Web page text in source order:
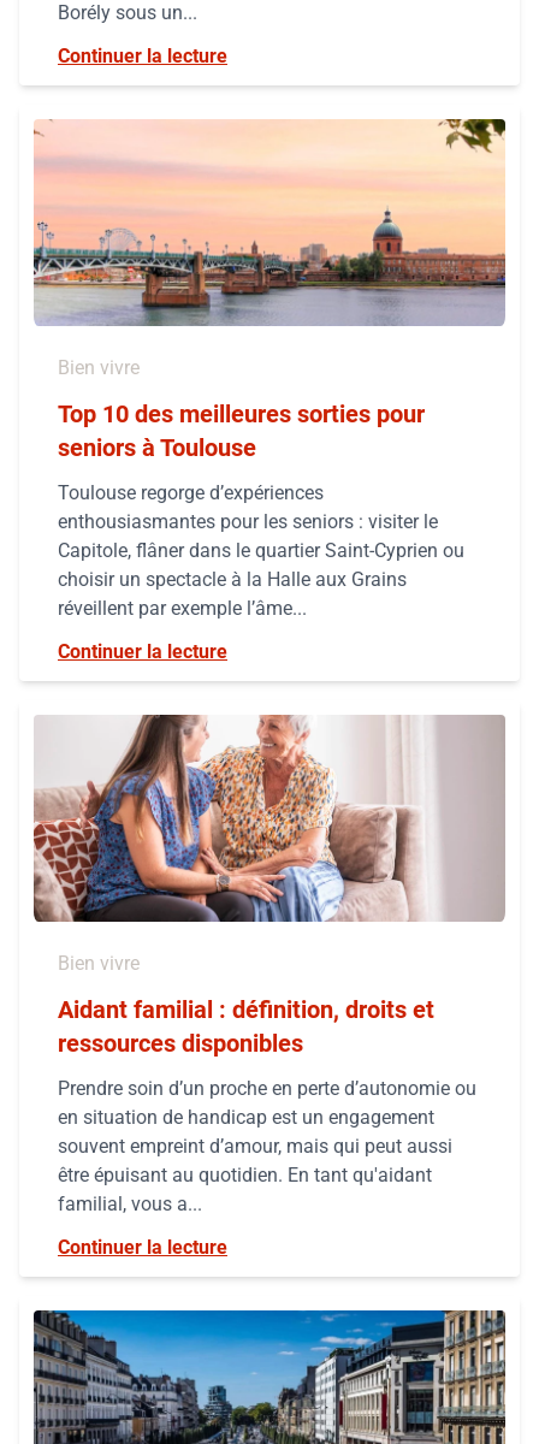
Borély sous un...
Continuer la lecture
Bien vivre
Top 10 des meilleures sorties pour
seniors à Toulouse
Toulouse regorge d’expériences
enthousiasmantes pour les seniors : visiter le
Capitole, flâner dans le quartier Saint-Cyprien ou
choisir un spectacle à la Halle aux Grains
réveillent par exemple l’âme...
Continuer la lecture
Bien vivre
Aidant familial : définition, droits et
ressources disponibles
Prendre soin d’un proche en perte d’autonomie ou
en situation de handicap est un engagement
souvent empreint d’amour, mais qui peut aussi
être épuisant au quotidien. En tant qu'aidant
familial, vous a...
Continuer la lecture